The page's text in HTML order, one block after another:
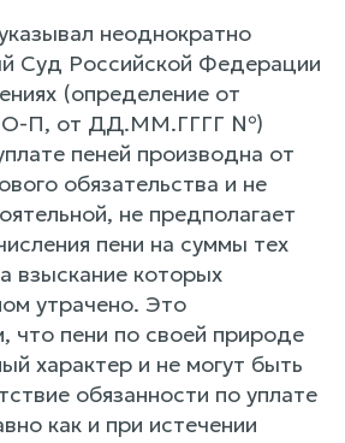
неоднократно
Суд Российской Федерации
(определение от
П, от ДД.ММ.ГГГГ №)
пеней производна от
обязательства и не
не предполагает
пени на суммы тех
взыскание которых
утрачено. Это
что пени по своей природе
характер и не могут быть
обязанности по уплате
как и при истечении